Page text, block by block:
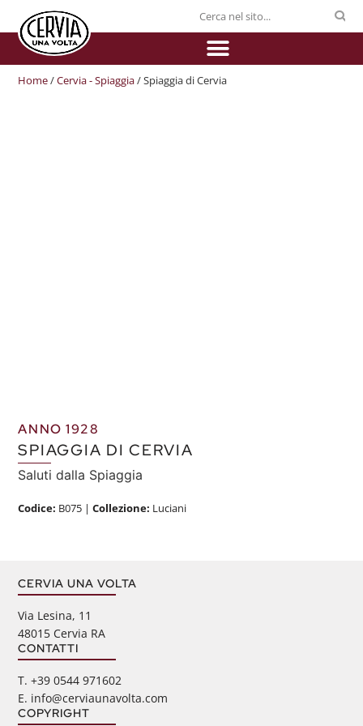
Home/Cervia - Spiaggia/ Spiaggia di Cervia
ANNO 1928
SPIAGGIA DI CERVIA
Saluti dalla Spiaggia
Codice: B075 |Collezione: Luciani
CERVIA UNA VOLTA
Via Lesina, 11
48015 Cervia RA
CONTATTI
‭T. +39 0544 971602
E. info@cerviaunavolta.com
COPYRIGHT